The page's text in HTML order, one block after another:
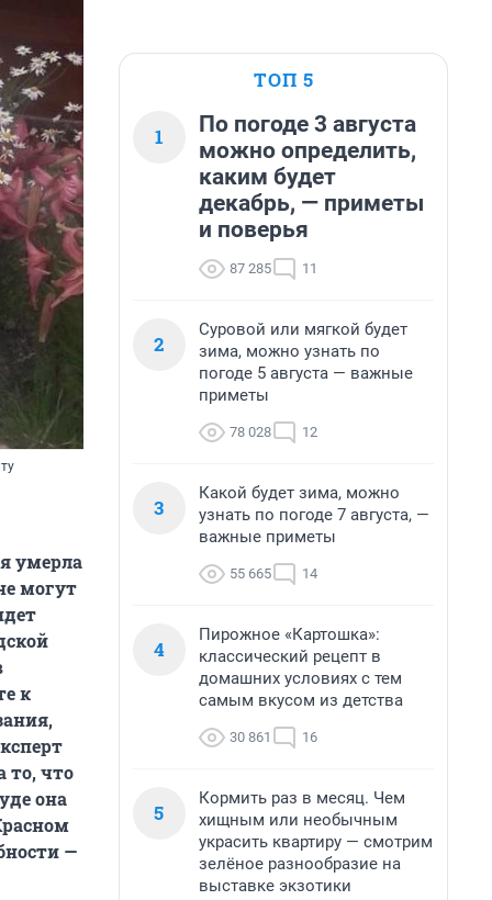
умерла
могут
к
то, что
она
—
ТОП 5
1
По погоде 3 августа
можно определить,
каким будет
декабрь, — приметы
и поверья
87 285 11
2
Суровой или мягкой будет
зима, можно узнать по
погоде 5 августа — важные
приметы
78 028 12
3
Какой будет зима, можно
узнать по погоде 7 августа, —
важные приметы
55 665 14
4
Пирожное «Картошка»:
классический рецепт в
домашних условиях с тем
самым вкусом из детства
30 861 16
5
Кормить раз в месяц. Чем
хищным или необычным
украсить квартиру — смотрим
зелёное разнообразие на
выставке экзотики